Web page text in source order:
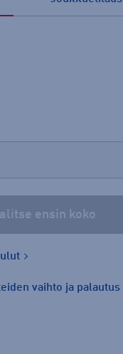
ensin koko
vaihto ja palautus